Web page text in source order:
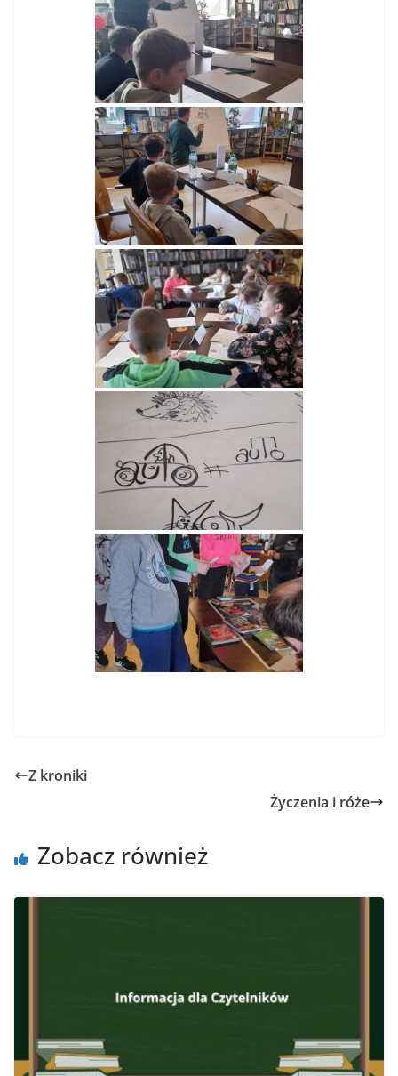
Z kroniki
Życzenia i róże
Zobacz również